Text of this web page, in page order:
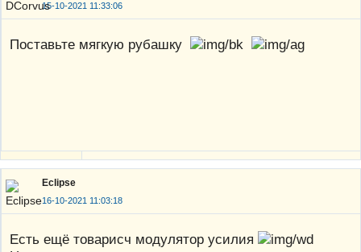
15-10-2021 11:33:06
Поставьте мягкую рубашку
Eclipse
16-10-2021 11:03:18
Есть ещё товарисч модулятор усилия